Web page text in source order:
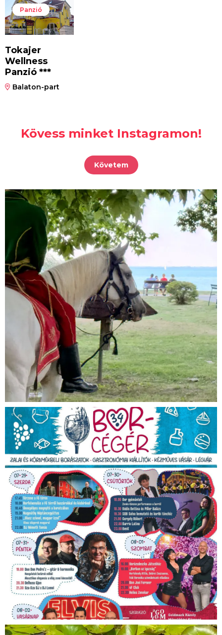
Panzió
Tokajer
Wellness
Panzió ***
Balaton-part
Kövess minket Instagramon!
Követem